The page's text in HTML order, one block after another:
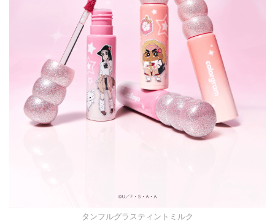
タンフルグラスティントミルク